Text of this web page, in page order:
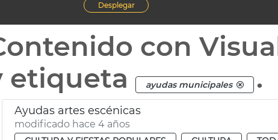
Desplegar
con
etiqueta ayudas municipales .
Ayudas artes escénicas
modificado hace 4 años